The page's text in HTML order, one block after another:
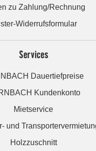
zu Zahlung/Rechnung
Widerrufsformular
Services
Dauertiefpreise
Kundenkonto
Mietservice
und
Holzzuschnitt